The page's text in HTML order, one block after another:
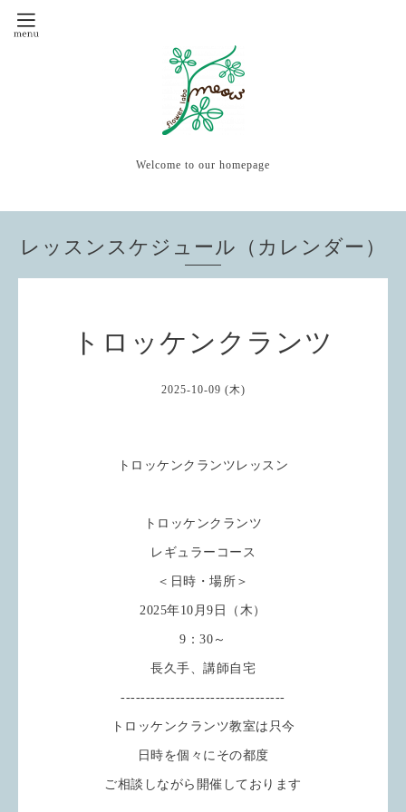
Welcome to our homepage
レッスンスケジュール（カレンダー）
トロッケンクランツ
2025-10-09 (木)
トロッケンクランツレッスン
トロッケンクランツ
レギュラーコース
＜日時・場所＞
2025年10月9日（木）
9：30～
長久手、講師自宅
---------------------------------
トロッケンクランツ教室は只今
日時を個々にその都度
ご相談しながら開催しております